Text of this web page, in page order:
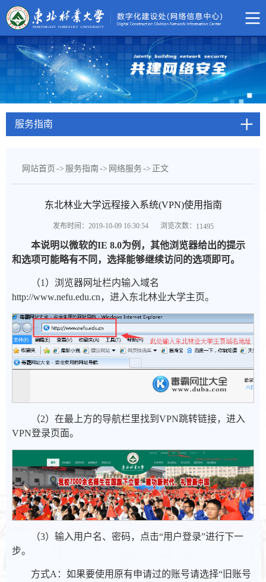
服务指南
网站首页 -> 服务指南-> 网络服务-> 正文
东北林业大学远程接入系统(VPN)使用指南
发布时间：2019-10-09 16:30:54 浏览次数： 11495
本说明以微软的IE 8.0为例，其他浏览器给出的提示
和选项可能略有不同，选择能够继续访问的选项即可。
（1）浏览器网址栏内输入域名
http://www.nefu.edu.cn，进入东北林业大学主页。
（2）在最上方的导航栏里找到VPN跳转链接，进入
VPN登录页面。
（3）输入用户名、密码，点击“用户登录”进行下一
步。
方式A：如果要使用原有申请过的账号请选择“旧账号